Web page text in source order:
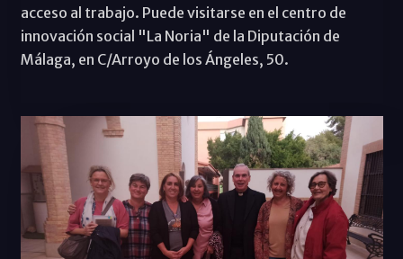
acceso al trabajo. Puede visitarse en el centro de
innovación social "La Noria" de la Diputación de
Málaga, en C/Arroyo de los Ángeles, 50.